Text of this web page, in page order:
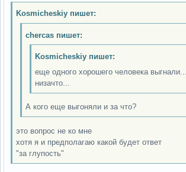
Kosmicheskiy пишет:
chercas пишет:
Kosmicheskiy пишет:
еще одного хорошего человека выгнали....
низачто...
А кого еще выгоняли и за что?
это вопрос не ко мне
хотя я и предполагаю какой будет ответ
"за глупость"